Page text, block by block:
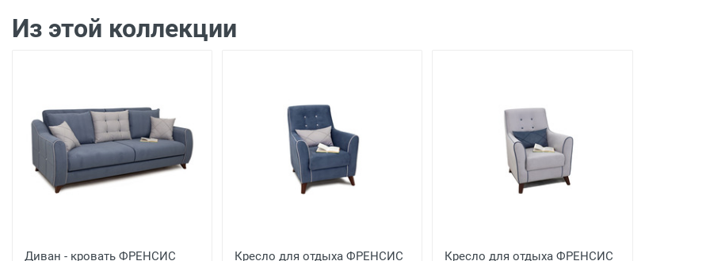
Доставка г. Калуга 800 рублей - до подъезда
Доставка г. Калуга 1000 рублей (Шопино, Мстихино, Воскресенское) - до подъезда
Доставка до терминала ТК на сумму более 80 000 руб. -
Доставка до терминала ТК
на сумму менее 80 000 руб.
* -города отправителя,
Подъем Мебели (Крупногабаритные вещи)
Из этой коллекции
Диван - кровать ФРЕНСИС
Кресло для отдыха ФРЕНСИС
Кресло для отдыха ФРЕНСИС